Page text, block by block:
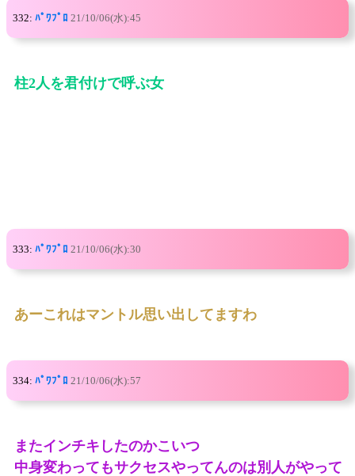
332: ﾊﾟﾜﾌﾟﾛ 21/10/06(水):45
柱2人を君付けで呼ぶ女
333: ﾊﾟﾜﾌﾟﾛ 21/10/06(水):30
あーこれはマントル思い出してますわ
334: ﾊﾟﾜﾌﾟﾛ 21/10/06(水):57
またインチキしたのかこいつ
中身変わってもサクセスやってんのは別人がやって